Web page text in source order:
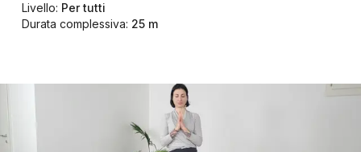
Livello: Per tutti
Durata complessiva: 25 m